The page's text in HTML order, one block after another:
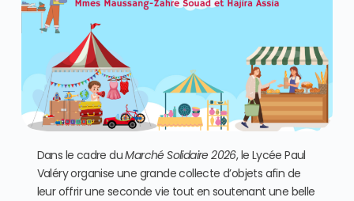
Dans le cadre duMarché Solidaire 2026, le Lycée Paul
Valéry organise une grande collecte d’objets afin de
leur offrir une seconde vie tout en soutenant une belle